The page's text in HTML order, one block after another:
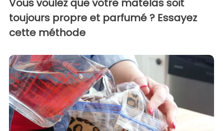
Vous voulez que votre matelas soit
toujours propre et parfumé ? Essayez
cette méthode